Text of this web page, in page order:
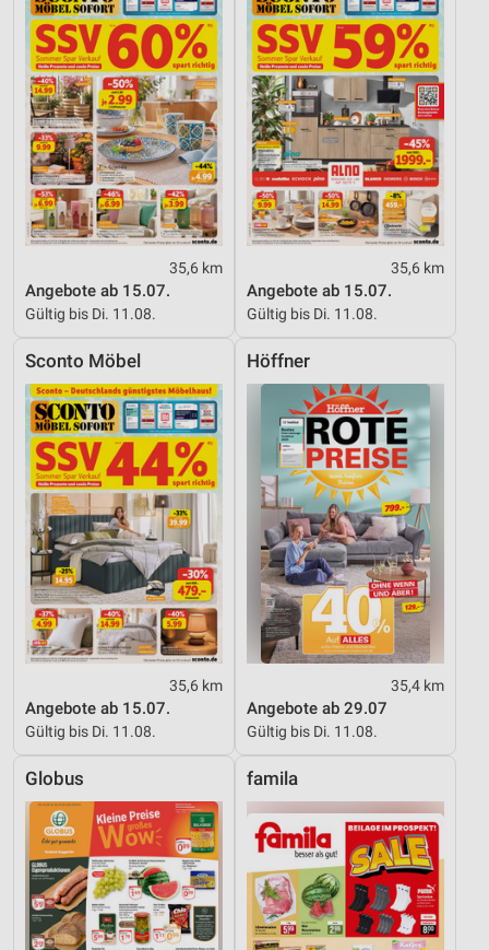
35,6 km
Angebote ab 15.07.
Gültig bis Di. 11.08.
35,6 km
Angebote ab 15.07.
Gültig bis Di. 11.08.
Sconto Möbel
35,6 km
Angebote ab 15.07.
Gültig bis Di. 11.08.
Höffner
35,4 km
Angebote ab 29.07
Gültig bis Di. 11.08.
Globus famila